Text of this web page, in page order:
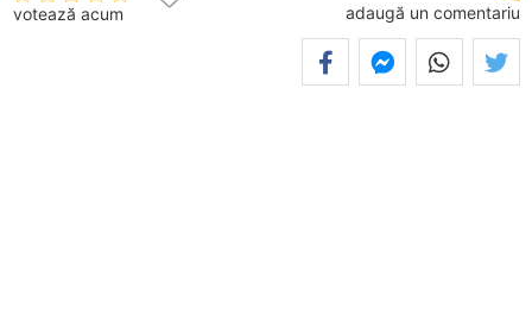
votează acum adaugă un comentariu